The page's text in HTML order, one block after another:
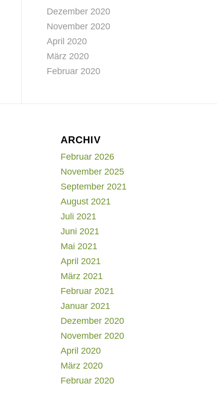
Dezember 2020
November 2020
April 2020
März 2020
Februar 2020
ARCHIV
Februar 2026
November 2025
September 2021
August 2021
Juli 2021
Juni 2021
Mai 2021
April 2021
März 2021
Februar 2021
Januar 2021
Dezember 2020
November 2020
April 2020
März 2020
Februar 2020